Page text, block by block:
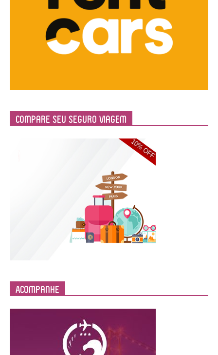
Compare Seu Seguro Viagem
Acompanhe